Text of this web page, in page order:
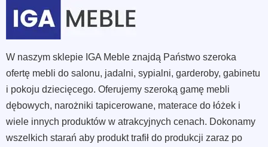
W naszym sklepie IGA Meble znajdą Państwo szeroka
ofertę mebli do salonu, jadalni, sypialni, garderoby, gabinetu
i pokoju dziecięcego. Oferujemy szeroką gamę mebli
dębowych, narożniki tapicerowane, materace do łóżek i
wiele innych produktów w atrakcyjnych cenach. Dokonamy
wszelkich starań aby produkt trafił do produkcji zaraz po